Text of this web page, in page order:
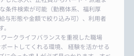
条件検索が可能（勤務体系、福利厚
与形態や金額で絞り込み可）、利用者
ークライフバランスを重視した職場
ートしてくれる環境、 経験を活かせる